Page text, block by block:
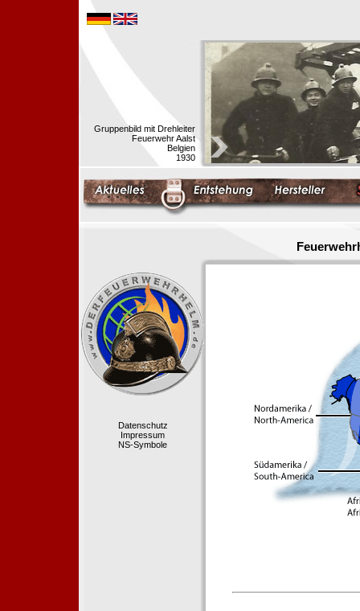
Gruppenbild mit Drehleiter
Feuerwehr Aalst
Belgien
1930
Datenschutz
Impressum
NS-Symbole